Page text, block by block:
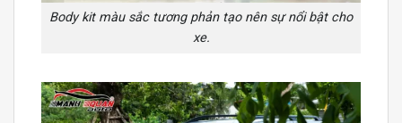
Body kit màu sắc tương phản tạo nên sự nổi bật cho
xe.